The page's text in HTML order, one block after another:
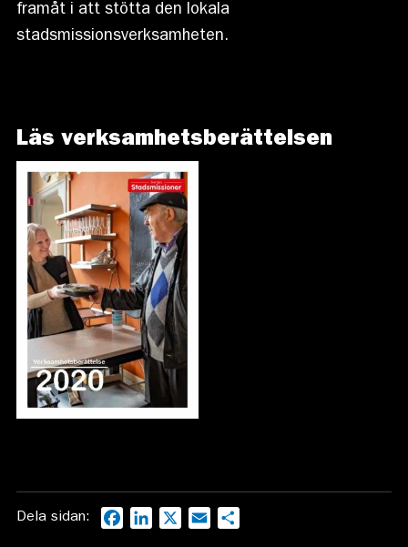
framåt i att stötta den lokala
stadsmissionsverksamheten.
Läs verksamhetsberättelsen
Dela sidan: FacebookLinkedIn Email